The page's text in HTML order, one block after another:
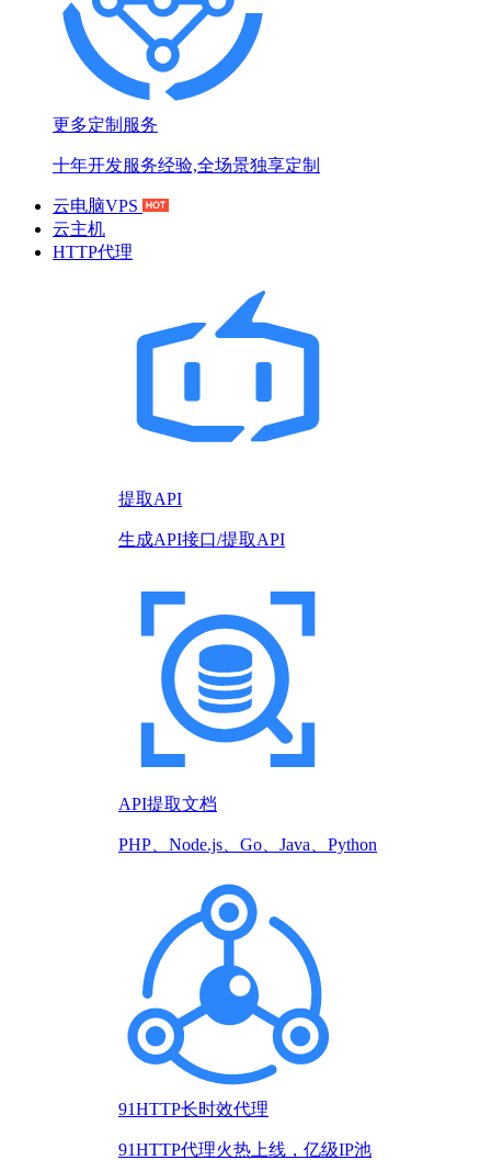
更多定制服务
十年开发服务经验,全场景独享定制
云电脑VPS
云主机
HTTP代理
提取API
生成API接口/提取API
API提取文档
PHP、Node.js、Go、Java、Python
91HTTP长时效代理
91HTTP代理火热上线，亿级IP池